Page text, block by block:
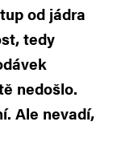
od jádra
tedy
nedošlo.
Ale nevadí,